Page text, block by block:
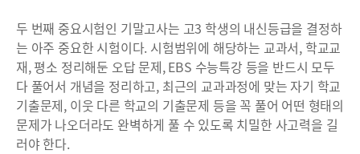
두 번째 중요시험인 기말고사는 고3 학생의 내신등급을 결정하
는 아주 중요한 시험이다. 시험범위에 해당하는 교과서, 학교교
재, 평소 정리해둔 오답 문제, EBS 수능특강 등을 반드시 모두
다 풀어서 개념을 정리하고, 최근의 교과과정에 맞는 자기 학교
기출문제, 이웃 다른 학교의 기출문제 등을 꼭 풀어 어떤 형태의
문제가 나오더라도 완벽하게 풀 수 있도록 치밀한 사고력을 길
러야 한다.